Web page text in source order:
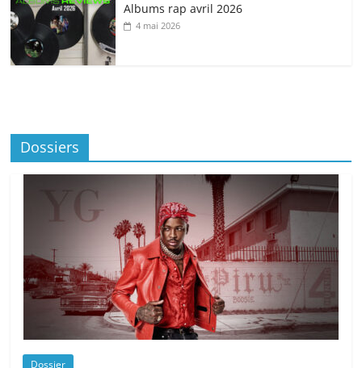
Albums rap avril 2026
4 mai 2026
Dossiers
Dossier